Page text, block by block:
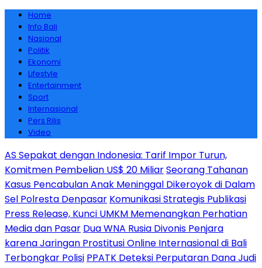
Home
Info Bali
Nasional
Politik
Ekonomi
Lifestyle
Entertainment
Sport
Internasional
Pers Rilis
Video
AS Sepakat dengan Indonesia: Tarif Impor Turun,
Komitmen Pembelian US$ 20 MiliarSeorang Tahanan
Kasus Pencabulan Anak Meninggal Dikeroyok di Dalam
Sel Polresta Denpasar Komunikasi Strategis Publikasi
Press Release, Kunci UMKM Memenangkan Perhatian
Media dan Pasar Dua WNA Rusia Divonis Penjara
karena Jaringan Prostitusi Online Internasional di Bali
Terbongkar Polisi PPATK Deteksi Perputaran Dana Judi